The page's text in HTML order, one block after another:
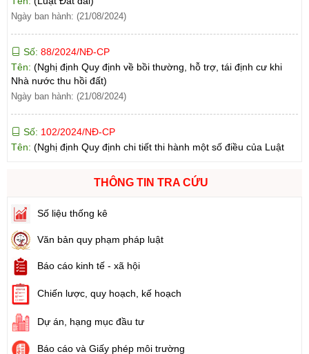
Tên:
Nhà nước thu hồi đất)
Ngày ban hành: (21/08/2024)
Tên:
Đất đai)
Ngày ban hành: (21/08/2024)
103/2024/NĐ-CP
Tên:
Ngày ban hành: (21/08/2024)
Số:
Tên:
(Kế hoạch triển khai thi hành Luật Đất đai năm 2024)
Ngày ban hành: (21/08/2024)
Số:71/2024/NĐ-CP
THÔNG TIN TRA CỨU
Số liệu thống kê
Văn bản quy phạm pháp luật
Báo cáo kinh tế - xã hội
Chiến lược, quy hoạch, kế hoạch
Dự án, hạng mục đầu tư
Báo cáo và Giấy phép môi trường